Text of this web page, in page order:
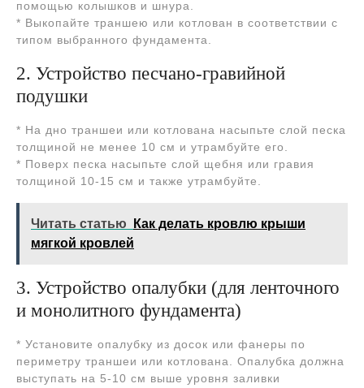
помощью колышков и шнура.
* Выкопайте траншею или котлован в соответствии с
типом выбранного фундамента.
2. Устройство песчано-гравийной
подушки
* На дно траншеи или котлована насыпьте слой песка
толщиной не менее 10 см и утрамбуйте его.
* Поверх песка насыпьте слой щебня или гравия
толщиной 10-15 см и также утрамбуйте.
Читать статью
Как делать кровлю крыши
мягкой кровлей
3. Устройство опалубки (для ленточного
и монолитного фундамента)
* Установите опалубку из досок или фанеры по
периметру траншеи или котлована. Опалубка должна
выступать на 5-10 см выше уровня заливки